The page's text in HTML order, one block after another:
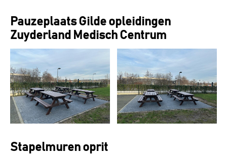
Pauzeplaats Gilde opleidingen
Zuyderland Medisch Centrum
Stapelmuren oprit